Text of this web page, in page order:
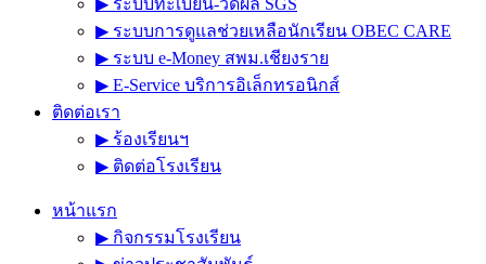
▶︎ ระบบทะเบียน-วัดผล SGS
▶︎ ระบบการดูแลช่วยเหลือนักเรียน OBEC CARE
▶︎ ระบบ e-Money สพม.เชียงราย
▶︎ E-Service บริการอิเล็กทรอนิกส์
ติดต่อเรา
▶︎ ร้องเรียนฯ
▶︎ ติดต่อโรงเรียน
หน้าแรก
▶︎ กิจกรรมโรงเรียน